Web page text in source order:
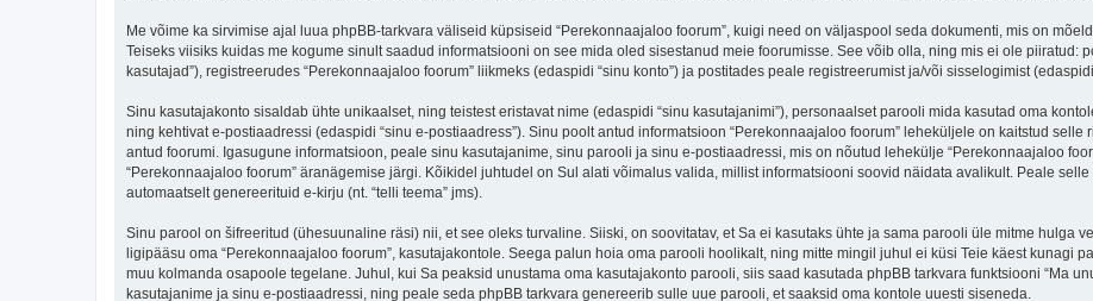
Me võime ka sirvimise ajal luua phpBB-tarkvara väliseid küpsiseid “Perekonnaajaloo foorum”, kuigi need on väljaspool seda dokumenti, mis on
Teiseks viisiks kuidas me kogume sinult saadud informatsiooni on see mida oled sisestanud meie foorumisse. See võib olla, ning mis ei ole piiratud:
kasutajad”), registreerudes “Perekonnaajaloo foorum” liikmeks (edaspidi “sinu konto”) ja postitades peale registreerumist ja/või sisselogimist (edaspidi
Sinu kasutajakonto sisaldab ühte unikaalset, ning teistest eristavat nime (edaspidi “sinu kasutajanimi”), personaalset parooli mida kasutad oma
ning kehtivat e-postiaadressi (edaspidi “sinu e-postiaadress”). Sinu poolt antud informatsioon “Perekonnaajaloo foorum” leheküljele on kaitstud
antud foorumi. Igasugune informatsioon, peale sinu kasutajanime, sinu parooli ja sinu e-postiaadressi, mis on nõutud lehekülje “Perekonnaajaloo
“Perekonnaajaloo foorum” äranägemise järgi. Kõikidel juhtudel on Sul alati võimalus valida, millist informatsiooni soovid näidata avalikult. Peale
automaatselt genereerituid e-kirju (nt. “telli teema” jms).
Sinu parool on šifreeritud (ühesuunaline räsi) nii, et see oleks turvaline. Siiski, on soovitatav, et Sa ei kasutaks ühte ja sama parooli üle mitme hulga
ligipääsu oma “Perekonnaajaloo foorum”, kasutajakontole. Seega palun hoia oma parooli hoolikalt, ning mitte mingil juhul ei küsi Teie käest kunagi
muu kolmanda osapoole tegelane. Juhul, kui Sa peaksid unustama oma kasutajakonto parooli, siis saad kasutada phpBB tarkvara funktsiooni “Ma
kasutajanime ja sinu e-postiaadressi, ning peale seda phpBB tarkvara genereerib sulle uue parooli, et saaksid oma kontole uuesti siseneda.